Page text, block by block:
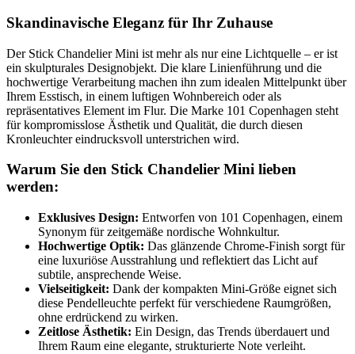
Skandinavische Eleganz für Ihr Zuhause
Der Stick Chandelier Mini ist mehr als nur eine Lichtquelle – er ist
ein skulpturales Designobjekt. Die klare Linienführung und die
hochwertige Verarbeitung machen ihn zum idealen Mittelpunkt über
Ihrem Esstisch, in einem luftigen Wohnbereich oder als
repräsentatives Element im Flur. Die Marke 101 Copenhagen steht
für kompromisslose Ästhetik und Qualität, die durch diesen
Kronleuchter eindrucksvoll unterstrichen wird.
Warum Sie den Stick Chandelier Mini lieben
werden:
Exklusives Design: Entworfen von 101 Copenhagen, einem
Synonym für zeitgemäße nordische Wohnkultur.
Hochwertige Optik: Das glänzende Chrome-Finish sorgt für
eine luxuriöse Ausstrahlung und reflektiert das Licht auf
subtile, ansprechende Weise.
Vielseitigkeit: Dank der kompakten Mini-Größe eignet sich
diese Pendelleuchte perfekt für verschiedene Raumgrößen,
ohne erdrückend zu wirken.
Zeitlose Ästhetik: Ein Design, das Trends überdauert und
Ihrem Raum eine elegante, strukturierte Note verleiht.